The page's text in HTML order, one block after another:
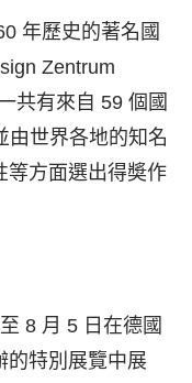
年歷史的著名國
Zentrum
共有來自 59 個國
由世界各地的知名
等方面選出得奬作
8 月 5 日在德國
的特別展覽中展